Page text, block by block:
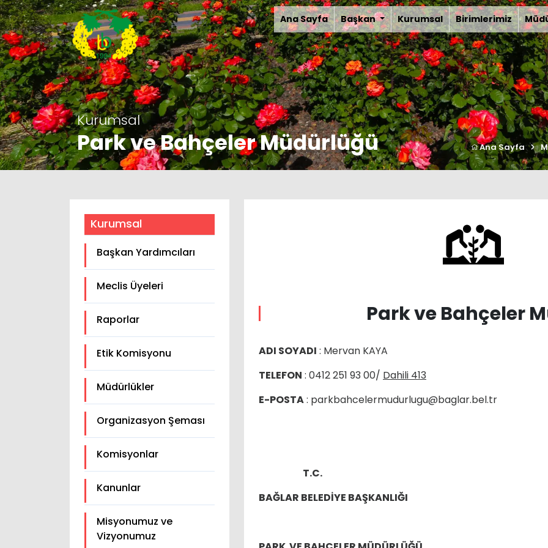
Ana Sayfa Başkan Kurumsal Birimlerimiz
Kurumsal
Park ve Bahçeler Müdürlüğü Ana Sayfa
Kurumsal
Başkan Yardımcıları
Meclis Üyeleri
Raporlar
Etik Komisyonu
Müdürlükler
Organizasyon Şeması
Komisyonlar
Kanunlar
Misyonumuz ve
Vizyonumuz
Park ve Bahçeler
ADI SOYADI : Mervan KAYA
TELEFON : 0412 251 93 00/ Dahili 413
E-POSTA: parkbahcelermudurlugu@baglar.bel.tr
T.C.
BAĞLAR BELEDİYE BAŞKANLIĞI